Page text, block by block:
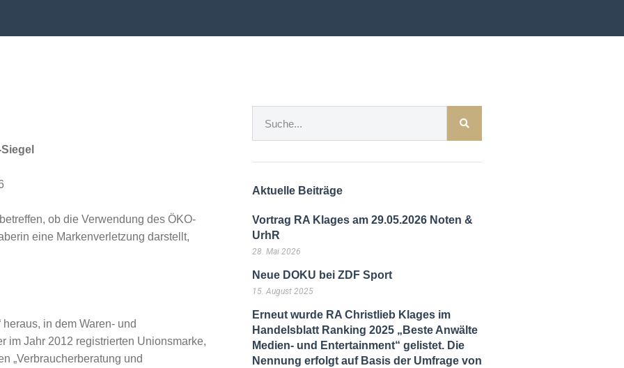
ob die Verwendung des ÖKO-
eine Markenverletzung darstellt,
in dem Waren- und
im Jahr 2012 registrierten Unionsmarke,
„Verbraucherberatung und
Aktuelle Beiträge
Vortrag RA Klages am 29.05.2026 Noten &
UrhR
28. Mai 2026
Neue DOKU bei ZDF Sport
15. August 2025
Erneut wurde RA Christlieb Klages im
Handelsblatt Ranking 2025 „Beste Anwälte
Medien- und Entertainment“ gelistet. Die
Nennung erfolgt auf Basis der Umfrage von